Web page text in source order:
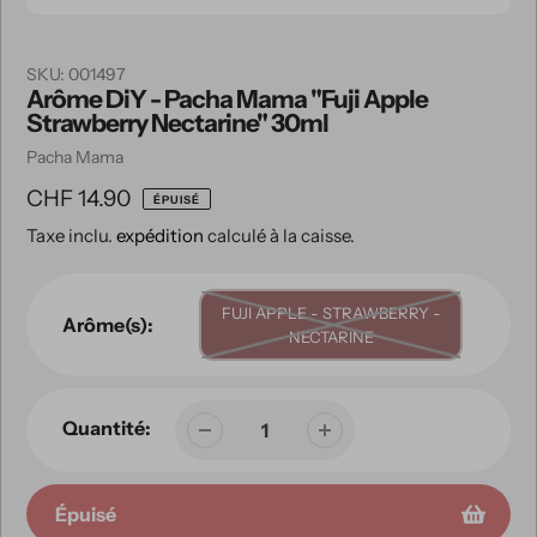
SKU: 001497
Arôme DiY - Pacha Mama "Fuji Apple
Strawberry Nectarine" 30ml
Vendeuse
Pacha Mama
Prix
CHF 14.90 ÉPUISÉ
Taxe inclu. expédition calculé à la caisse.
Arôme(s):
FUJI APPLE - STRAWBERRY -
NECTARINE
Quantité:
Épuisé